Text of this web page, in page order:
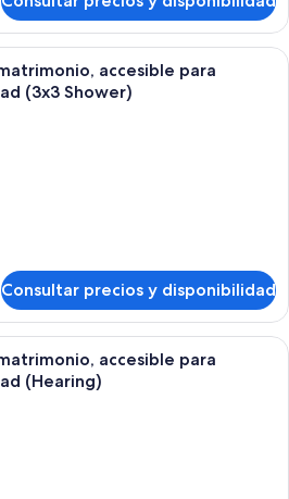
Habitación de hotel con dos camas,
accesible para
(3x3 Shower)
Consultar precios y disponibilidad
Habitación de hotel con dos camas,
accesible para
(Hearing)